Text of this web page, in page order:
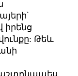
իրենց
Թեև